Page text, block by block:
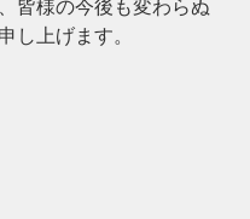
皆様の今後も変わらぬ
し上げます。